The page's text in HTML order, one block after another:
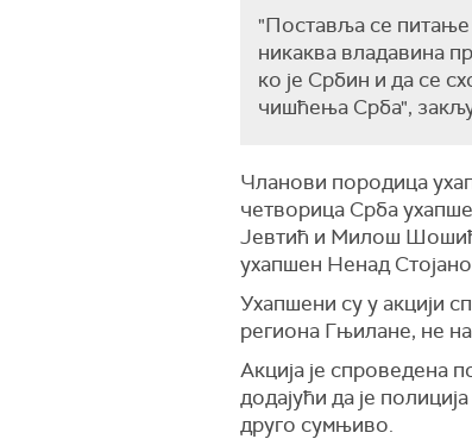
"Поставља се питање
никаква владавина
ко је Србин и да се
чишћења Срба",
Чланови породица
четворица Срба
Јевтић и Милoш Шошић,
ухапшен Ненад
Ухапшени су у акцији
региона Гњилане, не
Акција је спроведена
додајући да је
друго сумњиво.